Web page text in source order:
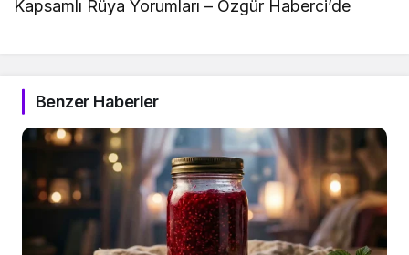
Kapsamlı Rüya Yorumları – Özgür Haberci’de
Benzer Haberler